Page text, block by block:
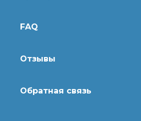
FAQ
Отзывы
Обратная связь